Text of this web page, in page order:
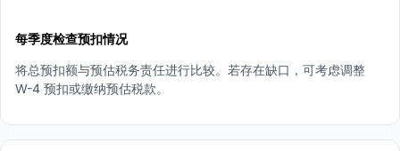
每季度检查预扣情况
将总预扣额与预估税务责任进行比较。若存在缺口，可考虑调整
W-4 预扣或缴纳预估税款。